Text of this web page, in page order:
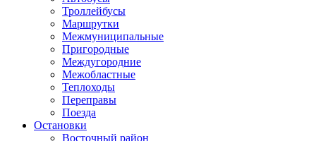
Троллейбусы
Маршрутки
Межмуниципальные
Пригородные
Междугородние
Межобластные
Теплоходы
Переправы
Поезда
Остановки
Восточный район